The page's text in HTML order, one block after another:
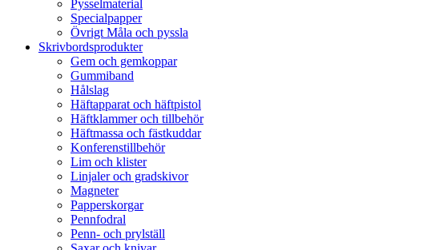
Pysselmaterial
Specialpapper
Övrigt Måla och pyssla
Skrivbordsprodukter
Gem och gemkoppar
Gummiband
Hålslag
Häftapparat och häftpistol
Häftklammer och tillbehör
Häftmassa och fästkuddar
Konferenstillbehör
Lim och klister
Linjaler och gradskivor
Magneter
Papperskorgar
Pennfodral
Penn- och prylställ